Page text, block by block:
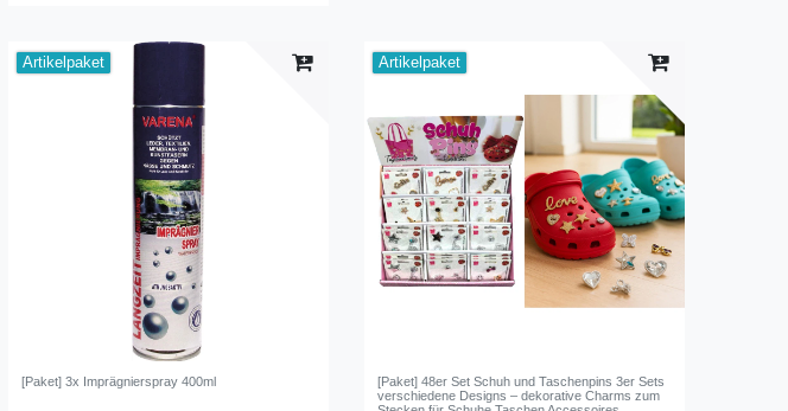
Artikelpaket
[Paket] 3x Imprägnierspray 400ml
Artikelpaket
[Paket] 48er Set Schuh und Taschenpins 3er Sets
verschiedene Designs – dekorative Charms zum